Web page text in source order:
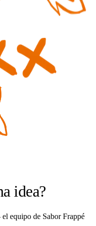
idea?
equipo de Sabor Frappé